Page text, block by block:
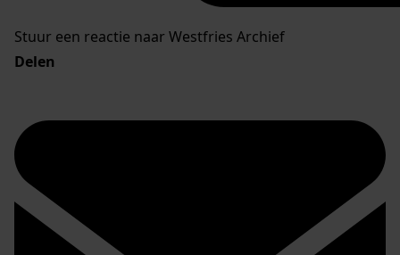
Stuur een reactie naar Westfries Archief
Delen